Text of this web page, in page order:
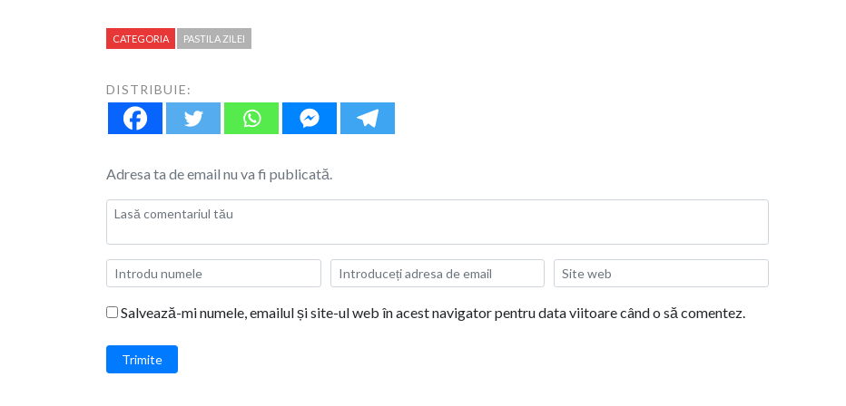
CATEGORIA PASTILA ZILEI
DISTRIBUIE:
Adresa ta de email nu va fi publicată.
Salvează-mi numele, emailul și site-ul web în acest navigator pentru data viitoare când o să comentez.
Trimite